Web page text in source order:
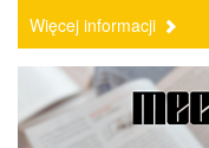
Więcej informacji